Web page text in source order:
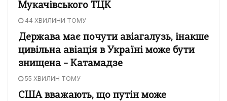
Мукачівського ТЦК
44 ХВИЛИНИ ТОМУ
Держава має почути авіагалузь, інакше
цивільна авіація в Україні може бути
знищена – Катамадзе
55 ХВИЛИН ТОМУ
США вважають, що путін може